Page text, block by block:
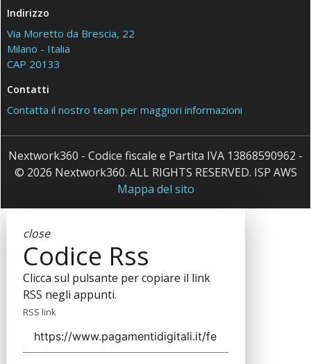
Indirizzo
Via Moretto da Brescia, 22
Milano - Italia
CAP 20133
Contatti
Contatta il nostro team per maggiori informazioni
Nextwork360 - Codice fiscale e Partita IVA 13868590962 -
© 2026 Nextwork360. ALL RIGHTS RESERVED. ISP AWS
Mappa del sito
close
Codice Rss
Clicca sul pulsante per copiare il link
RSS negli appunti.
RSS link